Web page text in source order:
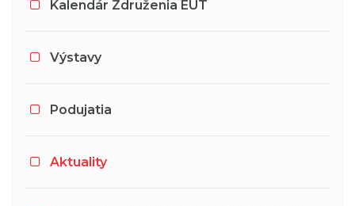
Kalendár Združenia EUT
Výstavy
Podujatia
Aktuality